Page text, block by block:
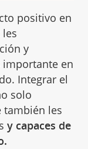
positivo en
y
importante en
Integrar el
solo
también les
y capaces de